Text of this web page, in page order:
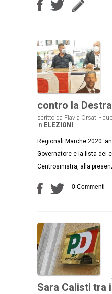
contro la Destra
scritto da Flavia Orsati -
in ELEZIONI
Regionali Marche 2020:
Governatore e la lista dei
Centrosinistra, alla
0 Commenti
Sara Calisti tra